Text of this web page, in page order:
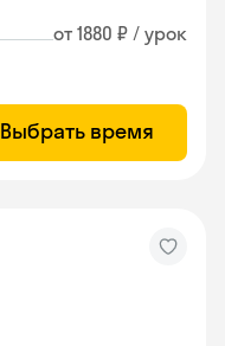
от 1880 ₽ / урок
Выбрать время